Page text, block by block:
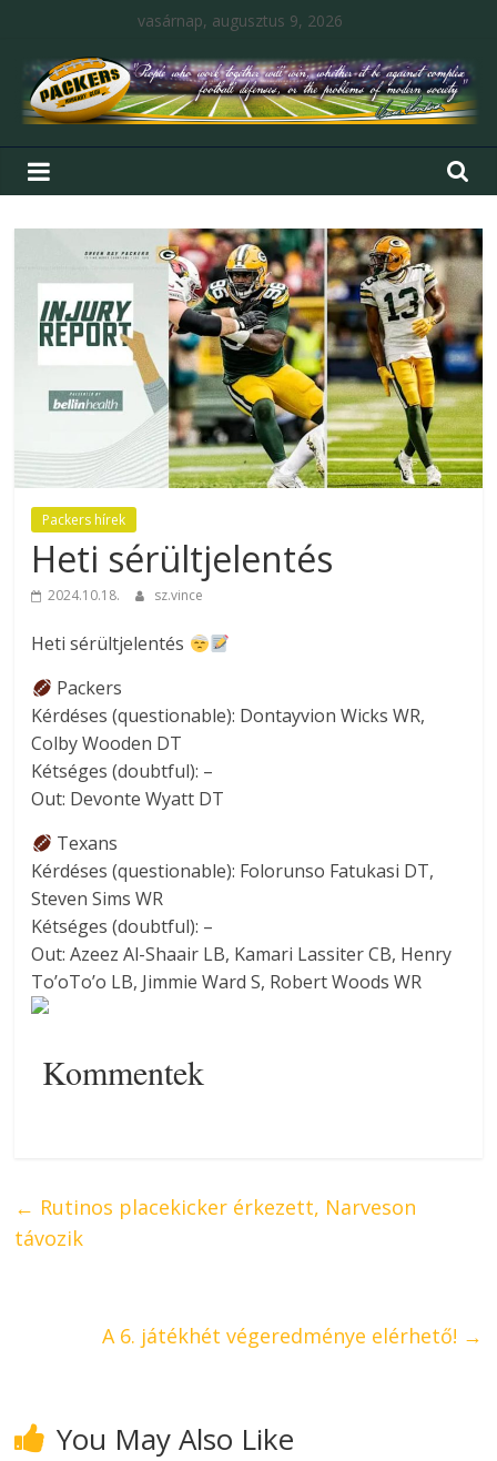
vasárnap, augusztus 9, 2026
Packers hírek
Heti sérültjelentés
2024.10.18. sz.vince
Heti sérültjelentés
Packers
Kérdéses (questionable): Dontayvion Wicks WR,
Colby Wooden DT
Kétséges (doubtful): –
Out: Devonte Wyatt DT
Texans
Kérdéses (questionable): Folorunso Fatukasi DT,
Steven Sims WR
Kétséges (doubtful): –
Out: Azeez Al-Shaair LB, Kamari Lassiter CB, Henry
To’oTo’o LB, Jimmie Ward S, Robert Woods WR
Kommentek
← Rutinos placekicker érkezett, Narveson
távozik
A 6. játékhét végeredménye elérhető! →
You May Also Like